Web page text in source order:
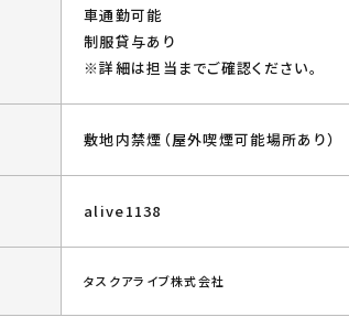
車通勤可能
制服貸与あり
※詳細は担当までご確認ください。
敷地内禁煙（屋外喫煙可能場所あり）
alive1138
タスクアライブ株式会社